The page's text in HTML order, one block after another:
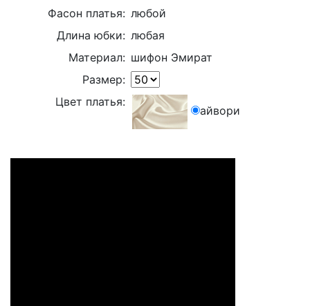
Фасон платья: любой
Длина юбки: любая
Материал: шифон Эмират
Размер:
Цвет платья:
айвори